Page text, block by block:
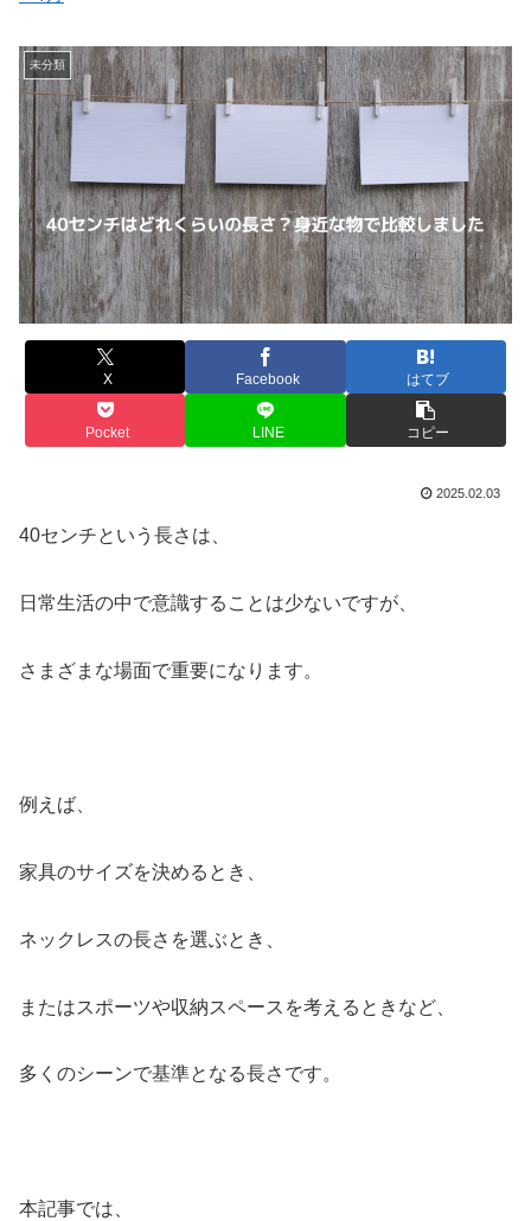
未分類
X Facebook はてブ
Pocket LINE コピー
2025.02.03
40センチという長さは、
日常生活の中で意識することは少ないですが、
さまざまな場面で重要になります。
例えば、
家具のサイズを決めるとき、
ネックレスの長さを選ぶとき、
またはスポーツや収納スペースを考えるときなど、
多くのシーンで基準となる長さです。
本記事では、